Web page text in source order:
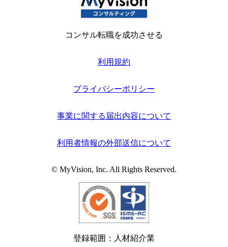
コンサル転職を成功させる
利用規約
プライバシーポリシー
事業に関する届出内容について
利用者情報の外部送信について
© MyVision, Inc. All Rights Reserved.
登録範囲：人材紹介業